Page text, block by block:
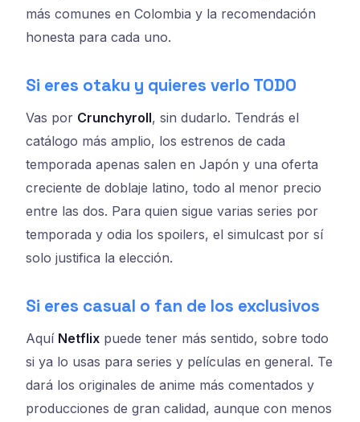
más comunes en Colombia y la recomendación
honesta para cada uno.
Si eres otaku y quieres verlo TODO
Vas por Crunchyroll, sin dudarlo. Tendrás el
catálogo más amplio, los estrenos de cada
temporada apenas salen en Japón y una oferta
creciente de doblaje latino, todo al menor precio
entre las dos. Para quien sigue varias series por
temporada y odia los spoilers, el simulcast por sí
solo justifica la elección.
Si eres casual o fan de los exclusivos
Aquí Netflix puede tener más sentido, sobre todo
si ya lo usas para series y películas en general. Te
dará los originales de anime más comentados y
producciones de gran calidad, aunque con menos